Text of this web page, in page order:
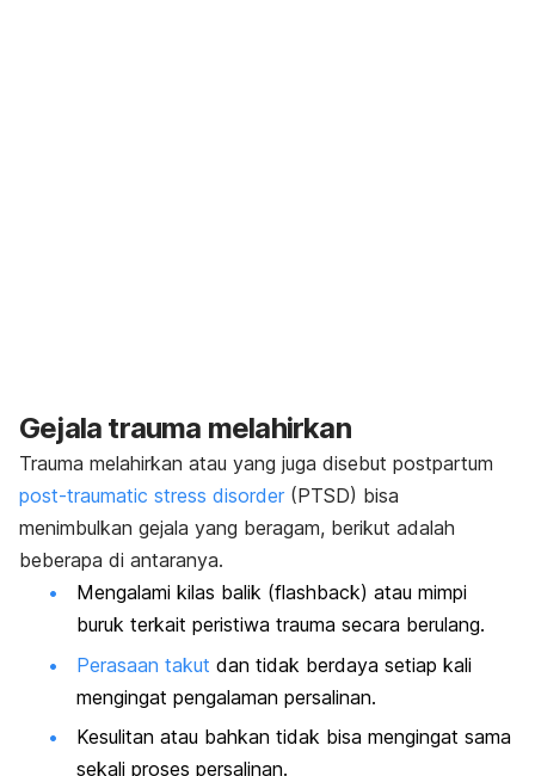
Gejala trauma melahirkan
Trauma melahirkan atau yang juga disebut postpartum
post-traumatic stress disorder (PTSD) bisa
menimbulkan gejala yang beragam, berikut adalah
beberapa di antaranya.
Mengalami kilas balik (flashback) atau mimpi
buruk terkait peristiwa trauma secara berulang.
Perasaan takut dan tidak berdaya setiap kali
mengingat pengalaman persalinan.
Kesulitan atau bahkan tidak bisa mengingat sama
sekali proses persalinan.